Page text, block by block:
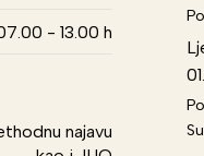
- 13.00 h
najavu